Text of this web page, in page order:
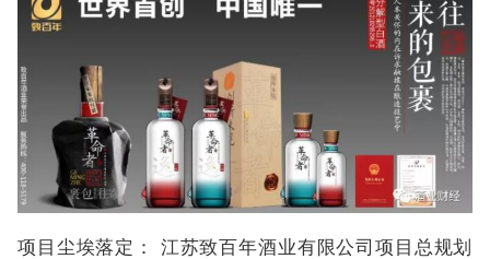
项目尘埃落定： 江苏致百年酒业有限公司项目总规划